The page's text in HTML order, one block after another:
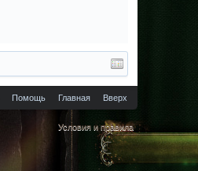
Помощь Главная Вверх
Условия и правила